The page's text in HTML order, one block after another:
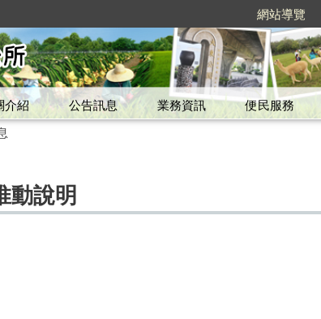
網站導覽
介紹 公告訊息 業務資訊 便民服務
動說明